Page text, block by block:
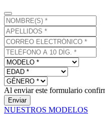
Al enviar este formulario
Enviar
NUESTROS MODELOS